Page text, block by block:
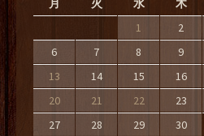
月
火 水 木
1 2
6
7 8 9
13
14 15 16
20
21 22 23
27
28 29 30